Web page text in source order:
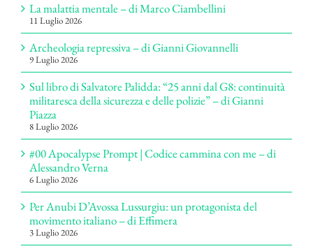
La malattia mentale – di Marco Ciambellini
11 Luglio 2026
Archeologia repressiva – di Gianni Giovannelli
9 Luglio 2026
Sul libro di Salvatore Palidda: “25 anni dal G8: continuità
militaresca della sicurezza e delle polizie” – di Gianni
Piazza
8 Luglio 2026
#00 Apocalypse Prompt | Codice cammina con me – di
Alessandro Verna
6 Luglio 2026
Per Anubi D’Avossa Lussurgiu: un protagonista del
movimento italiano – di Effimera
3 Luglio 2026